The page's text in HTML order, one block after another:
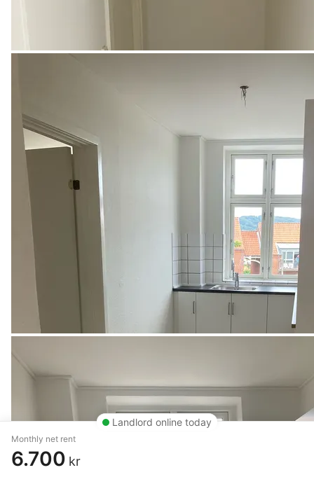
Landlord online today
Monthly net rent
6.700 kr